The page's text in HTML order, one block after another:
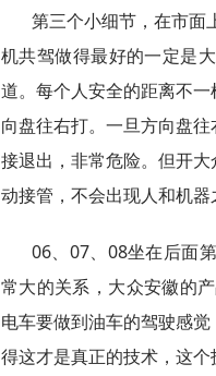
第三个小细节，在市面
机共驾做得最好的一定是
道。每个人安全的距离不
向盘往右打。一旦方向盘
接退出，非常危险。但开
动接管，不会出现人和机器
06、07、08坐在后面
常大的关系，大众安徽的
电车要做到油车的驾驶感
得这才是真正的技术，这个